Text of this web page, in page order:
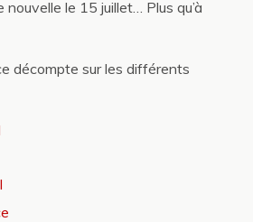
le 15 juillet… Plus qu’à
décompte sur les différents